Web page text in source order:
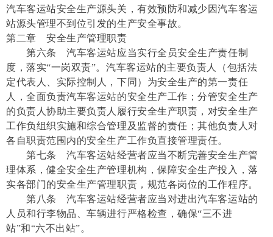
汽车客运站安全生产源头关，有效预防和减少因汽车客运
站源头管理不到位引发的生产安全事故。
第二章 安全生产管理职责
第六条 汽车客运站应当实行全员安全生产责任制
度，落实“一岗双责”。汽车客运站的主要负责人（包括法
定代表人、实际控制人，下同）为安全生产的第一责任
人，全面负责汽车客运站的安全生产工作；分管安全生产
的负责人协助主要负责人履行安全生产职责，对安全生产
工作负组织实施和综合管理及监督的责任；其他负责人对
各自职责范围内的安全生产工作负直接管理责任。
第七条 汽车客运站经营者应当不断完善安全生产管
理体系，健全安全生产管理机构，保障安全生产投入，落
实各部门的安全生产管理职责，规范各岗位的工作程序。
第八条 汽车客运站经营者应当对进出汽车客运站的
人员和行李物品、车辆进行严格检查，确保“三不进
站”和“六不出站”。